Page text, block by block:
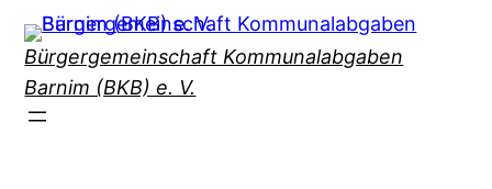
Bürgergemeinschaft Kommunalabgaben
Barnim (BKB) e. V.